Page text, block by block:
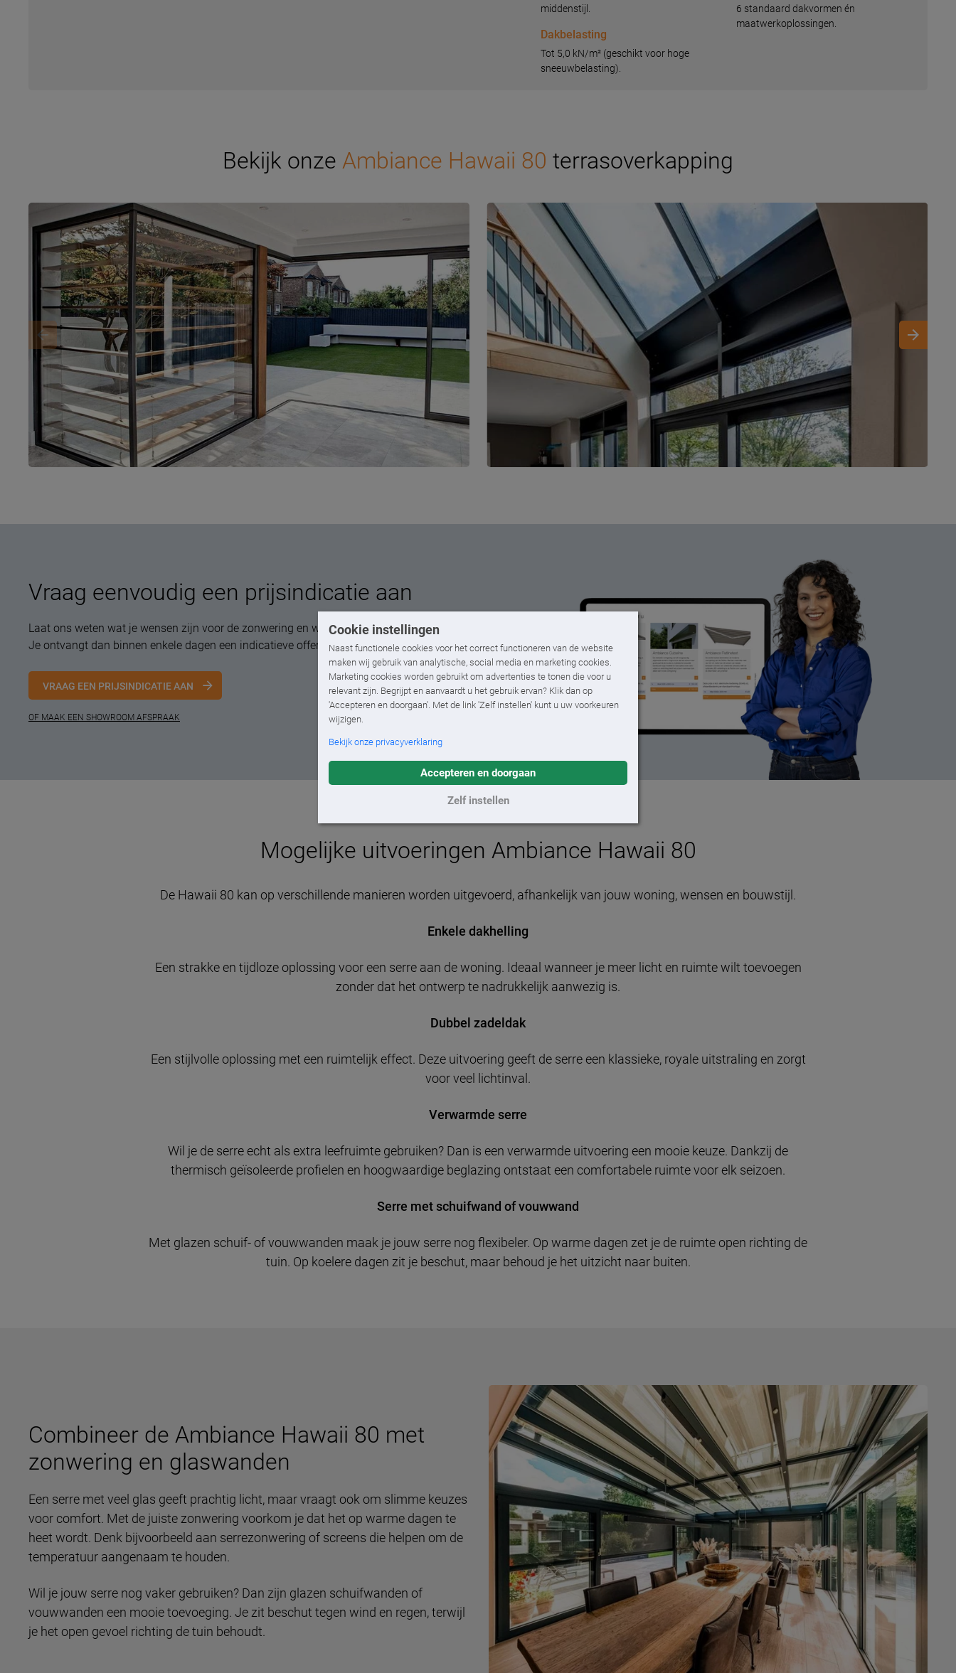
Cookie instellingen
Naast functionele cookies voor het correct functioneren van de website
maken wij gebruik van analytische, social media en marketing cookies.
Marketing cookies worden gebruikt om advertenties te tonen die voor u
relevant zijn. Begrijpt en aanvaardt u het gebruik ervan? Klik dan op
'Accepteren en doorgaan'. Met de link 'Zelf instellen' kunt u uw voorkeuren
wijzigen.
Bekijk onze privacyverklaring
Accepteren en doorgaan
Zelf instellen
middenstijl.
Dakbelasting
Tot 5,0 kN/m² (geschikt voor hoge
sneeuwbelasting).
6 standaard dakvormen én
maatwerkoplossingen.
Bekijk onze Ambiance Hawaii 80 terrasoverkapping
Vraag eenvoudig een prijsindicatie aan
Laat ons weten wat je wensen zijn voor de zonwering en welke afmetingen daarbij horen.
Je ontvangt dan binnen enkele dagen een indicatieve offerte.
VRAAG EEN PRIJSINDICATIE AAN
OF MAAK EEN SHOWROOM AFSPRAAK
Mogelijke uitvoeringen Ambiance Hawaii 80
De Hawaii 80 kan op verschillende manieren worden uitgevoerd, afhankelijk van jouw woning, wensen en bouwstijl.
Enkele dakhelling
Een strakke en tijdloze oplossing voor een serre aan de woning. Ideaal wanneer je meer licht en ruimte wilt toevoegen
zonder dat het ontwerp te nadrukkelijk aanwezig is.
Dubbel zadeldak
Een stijlvolle oplossing met een ruimtelijk effect. Deze uitvoering geeft de serre een klassieke, royale uitstraling en zorgt
voor veel lichtinval.
Verwarmde serre
Wil je de serre echt als extra leefruimte gebruiken? Dan is een verwarmde uitvoering een mooie keuze. Dankzij de
thermisch geïsoleerde profielen en hoogwaardige beglazing ontstaat een comfortabele ruimte voor elk seizoen.
Serre met schuifwand of vouwwand
Met glazen schuif- of vouwwanden maak je jouw serre nog flexibeler. Op warme dagen zet je de ruimte open richting de
tuin. Op koelere dagen zit je beschut, maar behoud je het uitzicht naar buiten.
Combineer de Ambiance Hawaii 80 met
zonwering en glaswanden
Een serre met veel glas geeft prachtig licht, maar vraagt ook om slimme keuzes
voor comfort. Met de juiste zonwering voorkom je dat het op warme dagen te
heet wordt. Denk bijvoorbeeld aan serrezonwering of screens die helpen om de
temperatuur aangenaam te houden.
Wil je jouw serre nog vaker gebruiken? Dan zijn glazen schuifwanden of
vouwwanden een mooie toevoeging. Je zit beschut tegen wind en regen, terwijl
je het open gevoel richting de tuin behoudt.